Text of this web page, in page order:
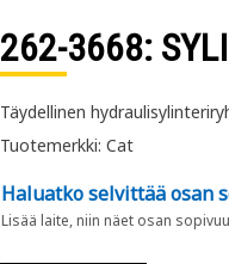
262-3668:
Täydellinen
Tuotemerkki: Cat
Haluatko selvittää osan
Lisää laite, niin näet osan